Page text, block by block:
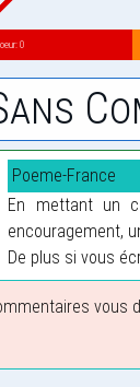
0
Poeme-France
En mettant un
encouragement,
De plus si vous
vous